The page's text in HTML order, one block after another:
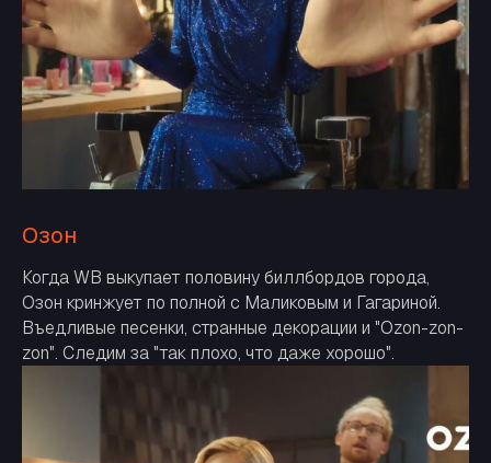
Озон
Когда WB выкупает половину биллбордов города,
Озон кринжует по полной с Маликовым и Гагариной.
Въедливые песенки, странные декорации и "Ozon-zon-
zon". Следим за "так плохо, что даже хорошо".